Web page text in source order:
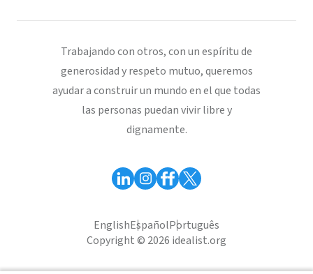
Trabajando con otros, con un espíritu de
generosidad y respeto mutuo, queremos
ayudar a construir un mundo en el que todas
las personas puedan vivir libre y
dignamente.
EnglishEspañolPortuguês
Copyright © 2026 idealist.org